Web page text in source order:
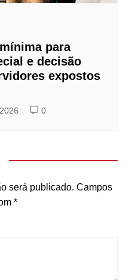
para
e decisão
expostos
0
será publicado. Campos
*